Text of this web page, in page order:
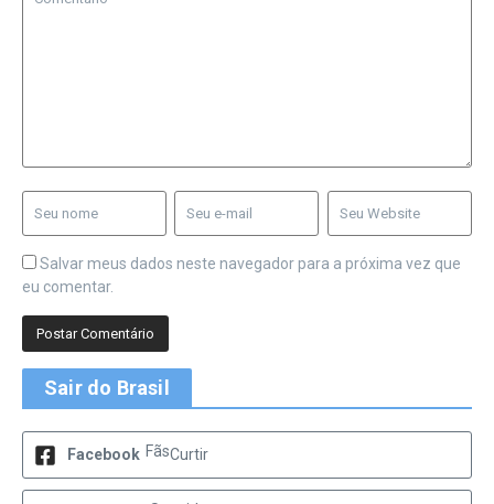
Salvar meus dados neste navegador para a próxima vez que
eu comentar.
Sair do Brasil
Facebook FãsCurtir